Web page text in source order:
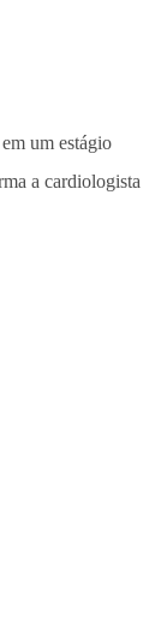
um estágio
a cardiologista